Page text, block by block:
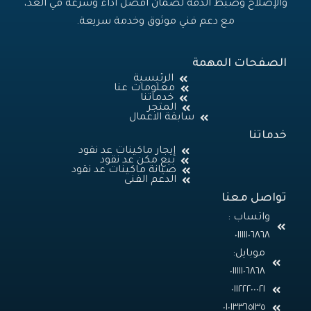
والإصلاح وضبط الدقة لضمان أفضل أداء وسرعة في العد،
مع دعم فني موثوق وخدمة سريعة.
الصفحات المهمة
الرئيسية
معلومات عنا
خدماتنا
المتجر
سابقة الاعمال
خدماتنا
إيجار ماكينات عد نقود
بيع مكن عد نقود
صيانة ماكينات عد نقود
الدعم الفنى
تواصل معنا
واتساب :
٠١١١١١٠٦٨٦٨
موبايل:
٠١١١١١٠٦٨٦٨
٠١٠١٣٣٦٥١٣٥